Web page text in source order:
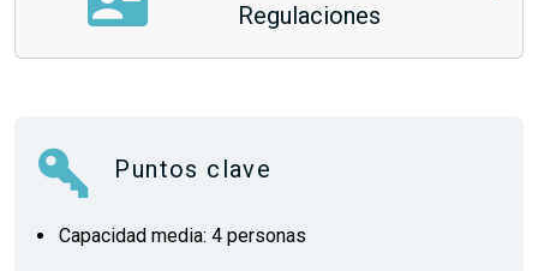
Regulaciones
Puntos clave
Capacidad media: 4 personas